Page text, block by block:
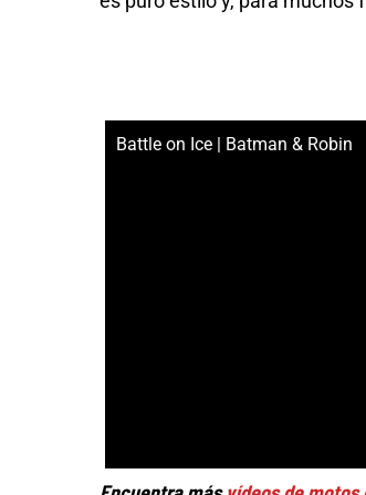
Battle on Ice | Batman & Robin